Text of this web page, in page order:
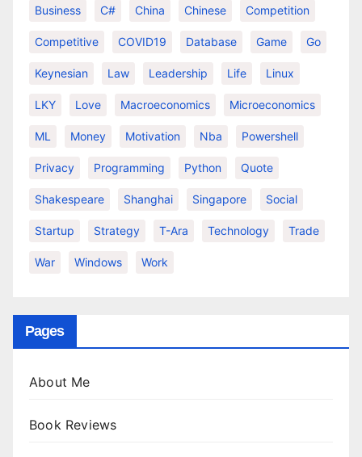
Business C# China Chinese Competition
Competitive COVID19 Database Game Go
Keynesian Law Leadership Life Linux
LKY Love Macroeconomics Microeconomics
ML Money Motivation Nba Powershell
Privacy Programming Python Quote
Shakespeare Shanghai Singapore Social
Startup Strategy T-Ara Technology Trade
War Windows Work
Pages
About Me
Book Reviews